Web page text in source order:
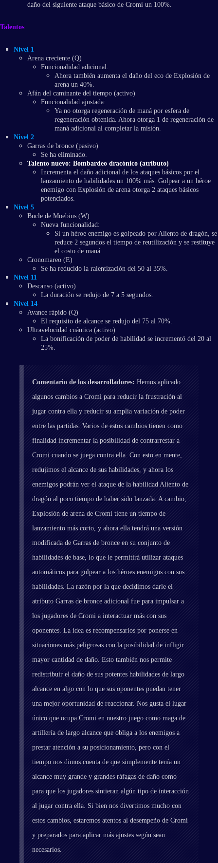
daño del siguiente ataque básico de Cromi un 100%.
Talentos
Nivel 1
Arena creciente (Q)
Funcionalidad adicional:
Ahora también aumenta el daño del eco de Explosión de
arena un 40%.
Afán del caminante del tiempo (activo)
Funcionalidad ajustada:
Ya no otorga regeneración de maná por esfera de
regeneración obtenida. Ahora otorga 1 de regeneración de
maná adicional al completar la misión.
Nivel 2
Garras de bronce (pasivo)
Se ha eliminado.
Talento nuevo: Bombardeo dracónico (atributo)
Incrementa el daño adicional de los ataques básicos por el
lanzamiento de habilidades un 100% más. Golpear a un héroe
enemigo con Explosión de arena otorga 2 ataques básicos
potenciados.
Nivel 5
Bucle de Moebius (W)
Nueva funcionalidad:
Si un héroe enemigo es golpeado por Aliento de dragón, se
reduce 2 segundos el tiempo de reutilización y se restituye
el costo de maná.
Cronomareo (E)
Se ha reducido la ralentización del 50 al 35%.
Nivel 11
Descanso (activo)
La duración se redujo de 7 a 5 segundos.
Nivel 14
Avance rápido (Q)
El requisito de alcance se redujo del 75 al 70%.
Ultravelocidad cuántica (activo)
La bonificación de poder de habilidad se incrementó del 20 al
25%.
Comentario de los desarrolladores: Hemos aplicado
algunos cambios a Cromi para reducir la frustración al
jugar contra ella y reducir su amplia variación de poder
entre las partidas. Varios de estos cambios tienen como
finalidad incrementar la posibilidad de contrarrestar a
Cromi cuando se juega contra ella. Con esto en mente,
redujimos el alcance de sus habilidades, y ahora los
enemigos podrán ver el ataque de la habilidad Aliento de
dragón al poco tiempo de haber sido lanzada. A cambio,
Explosión de arena de Cromi tiene un tiempo de
lanzamiento más corto, y ahora ella tendrá una versión
modificada de Garras de bronce en su conjunto de
habilidades de base, lo que le permitirá utilizar ataques
automáticos para golpear a los héroes enemigos con sus
habilidades. La razón por la que decidimos darle el
atributo Garras de bronce adicional fue para impulsar a
los jugadores de Cromi a interactuar más con sus
oponentes. La idea es recompensarlos por ponerse en
situaciones más peligrosas con la posibilidad de infligir
mayor cantidad de daño. Esto también nos permite
redistribuir el daño de sus potentes habilidades de largo
alcance en algo con lo que sus oponentes puedan tener
una mejor oportunidad de reaccionar. Nos gusta el lugar
único que ocupa Cromi en nuestro juego como maga de
artillería de largo alcance que obliga a los enemigos a
prestar atención a su posicionamiento, pero con el
tiempo nos dimos cuenta de que simplemente tenía un
alcance muy grande y grandes ráfagas de daño como
para que los jugadores sintieran algún tipo de interacción
al jugar contra ella. Si bien nos divertimos mucho con
estos cambios, estaremos atentos al desempeño de Cromi
y preparados para aplicar más ajustes según sean
necesarios.